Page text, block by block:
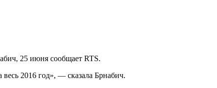
25 июня сообщает RTS.
2016 год», — сказала Брнабич.